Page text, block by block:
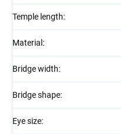
Temple length:
Material :
Bridge width:
Bridge shape:
Eye size: